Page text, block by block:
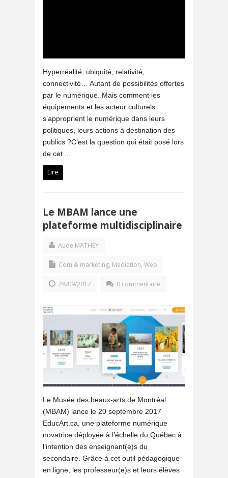
Hyperréalité, ubiquité, relativité,
connectivité… Autant de possibilités offertes
par le numérique. Mais comment les
équipements et les acteur culturels
s’approprient le numérique dans leurs
politiques, leurs actions à destination des
publics ?C’est la question qui était posé lors
de cet ...
Lire
Le MBAM lance une
plateforme multidisciplinaire
Aude MATHEY
Com & marketing, Mediation, Web
28/09/2017 0 commentaire
Le Musée des beaux-arts de Montréal
(MBAM) lance le 20 septembre 2017
EducArt.ca, une plateforme numérique
novatrice déployée à l’échelle du Québec à
l’intention des enseignant(e)s du
secondaire. Grâce à cet outil pédagogique
en ligne, les professeur(e)s et leurs élèves